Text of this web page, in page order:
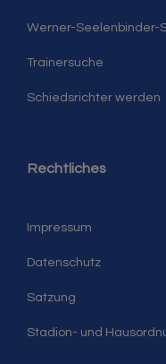
Werner-Seelenbinder-
Trainersuche
Schiedsrichter werden
Rechtliches
Impressum
Datenschutz
Satzung
Stadion- und